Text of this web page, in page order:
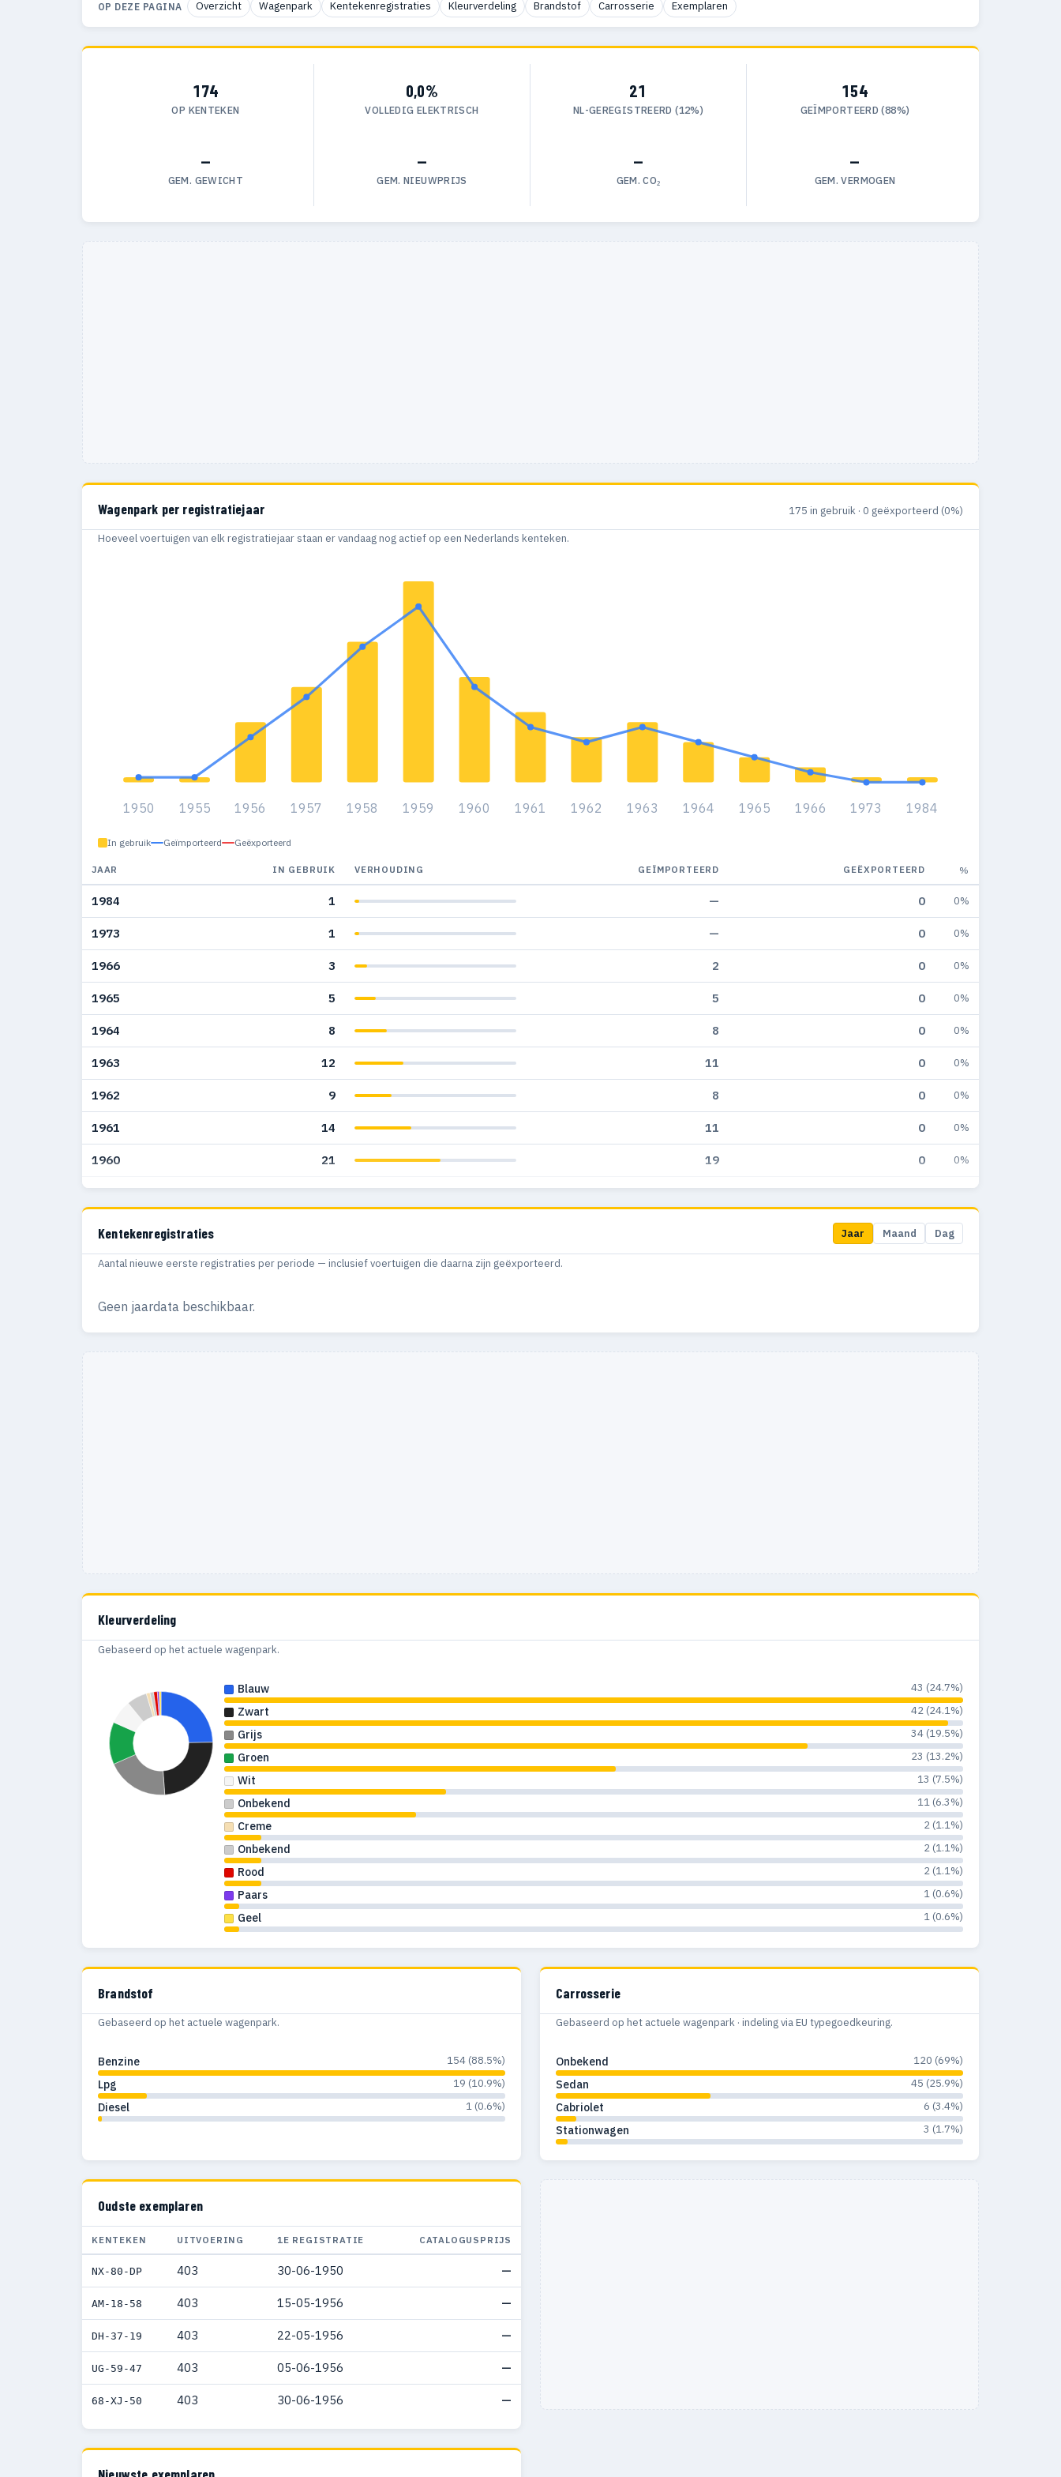
OP DEZE PAGINA Overzicht Wagenpark Kentekenregistraties Kleurverdeling Brandstof Carrosserie Exemplaren
174
OP KENTEKEN
0,0%
VOLLEDIG ELEKTRISCH
21
NL-GEREGISTREERD (12%)
154
GEÏMPORTEERD (88%)
—
GEM. GEWICHT
—
GEM. NIEUWPRIJS
—
GEM. CO₂
—
GEM. VERMOGEN
Wagenpark per registratiejaar 175 in gebruik · 0 geëxporteerd (0%)
Hoeveel voertuigen van elk registratiejaar staan er vandaag nog actief op een Nederlands kenteken.
1950 1955 1956 1957 1958 1959 1960 1961 1962 1963 1964 1965 1966 1973 1984
In gebruik Geïmporteerd Geëxporteerd
JAAR IN GEBRUIK VERHOUDING GEÏMPORTEERD GEËXPORTEERD %
1984 1 — 0 0%
1973 1 — 0 0%
1966 3 2 0 0%
1965 5 5 0 0%
1964 8 8 0 0%
1963 12 11 0 0%
1962 9 8 0 0%
1961 14 11 0 0%
1960 21 19 0 0%
1959 40 35 0
0 0%
1957 19 17 0 0%
1950 1 1 0 0%
Kentekenregistraties Jaar Maand Dag
Aantal nieuwe eerste registraties per periode — inclusief voertuigen die daarna zijn geëxporteerd.
Geen jaardata beschikbaar.
Kleurverdeling
Gebaseerd op het actuele wagenpark.
Blauw 43 (24.7%)
Zwart 42 (24.1%)
Grijs 34 (19.5%)
Groen 23 (13.2%)
Wit 13 (7.5%)
Onbekend 11 (6.3%)
Creme 2 (1.1%)
Onbekend 2 (1.1%)
Rood 2 (1.1%)
Paars 1 (0.6%)
Geel 1 (0.6%)
Brandstof
Gebaseerd op het actuele wagenpark.
Benzine 154 (88.5%)
Lpg 19 (10.9%)
Diesel 1 (0.6%)
Carrosserie
Gebaseerd op het actuele wagenpark · indeling via EU typegoedkeuring.
Onbekend 120 (69%)
Sedan 45 (25.9%)
Cabriolet 6 (3.4%)
Stationwagen 3 (1.7%)
Oudste exemplaren
KENTEKEN UITVOERING 1E REGISTRATIE CATALOGUSPRIJS
NX-80-DP 403 30-06-1950 —
AM-18-58 403 15-05-1956 —
DH-37-19 403 22-05-1956 —
UG-59-47 403 05-06-1956 —
68-XJ-50 403 30-06-1956 —